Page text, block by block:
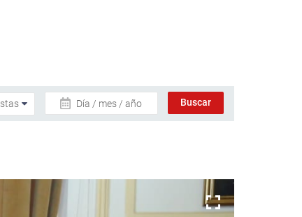
Día / mes / año